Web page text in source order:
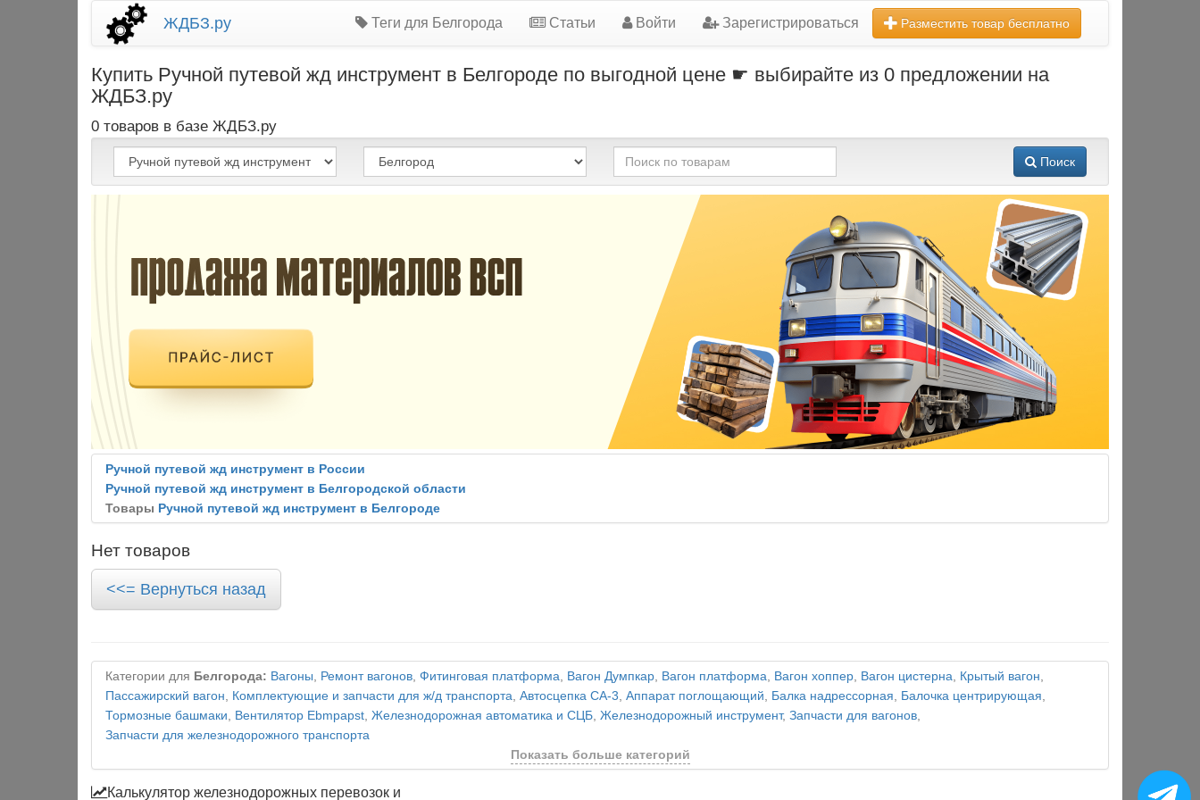
ЖДБЗ.ру Теги для Белгорода Статьи Войти Зарегистрироваться Разместить товар бесплатно
Купить Ручной путевой жд инструмент в Белгороде по выгодной цене ☛ выбирайте из 0 предложении на
ЖДБЗ.ру
0 товаров в базе ЖДБЗ.ру
Поиск
Ручной путевой жд инструмент в России
Ручной путевой жд инструмент в Белгородской области
Товары Ручной путевой жд инструмент в Белгороде
Нет товаров
<<= Вернуться назад
Категории для Белгорода: Вагоны, Ремонт вагонов, Фитинговая платформа, Вагон Думпкар, Вагон платформа, Вагон хоппер, Вагон цистерна, Крытый вагон,
Пассажирский вагон, Комплектующие и запчасти для ж/д транспорта, Автосцепка СА-3, Аппарат поглощающий, Балка надрессорная, Балочка центрирующая,
Тормозные башмаки, Вентилятор Ebmpapst, Железнодорожная автоматика и СЦБ, Железнодорожный инструмент, Запчасти для вагонов,
Запчасти для железнодорожного транспорта
Показать больше категорий
Калькулятор железнодорожных перевозок и